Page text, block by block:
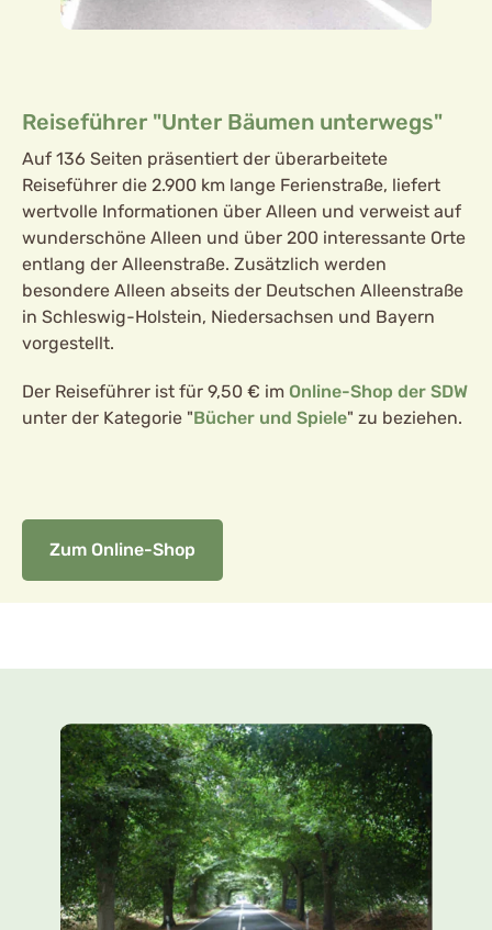
Reiseführer "Unter Bäumen unterwegs"
Auf 136 Seiten präsentiert der überarbeitete
Reiseführer die 2.900 km lange Ferienstraße, liefert
wertvolle Informationen über Alleen und verweist auf
wunderschöne Alleen und über 200 interessante Orte
entlang der Alleenstraße. Zusätzlich werden
besondere Alleen abseits der Deutschen Alleenstraße
in Schleswig-Holstein, Niedersachsen und Bayern
vorgestellt.
Der Reiseführer ist für 9,50 € im Online-Shop der SDW
unter der Kategorie "Bücher und Spiele" zu beziehen.
Zum Online-Shop